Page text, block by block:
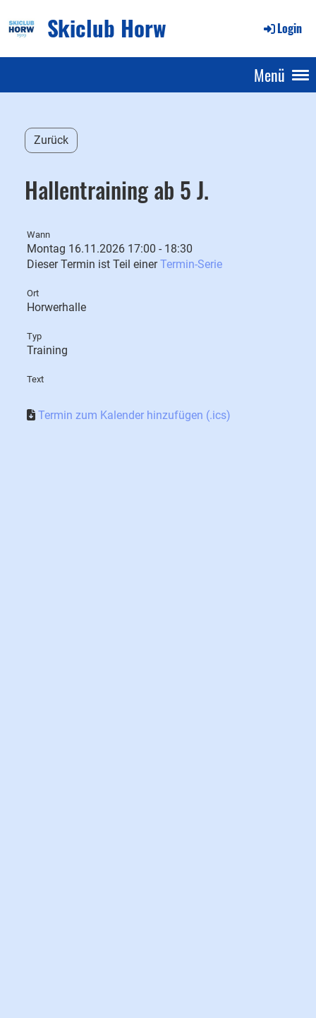
Skiclub Horw Login
Menü
Zurück
Hallentraining ab 5 J.
Wann
Montag 16.11.2026 17:00 - 18:30
Dieser Termin ist Teil einerTermin-Serie
Ort
Horwerhalle
Typ
Training
Text
Termin zum Kalender hinzufügen (.ics)